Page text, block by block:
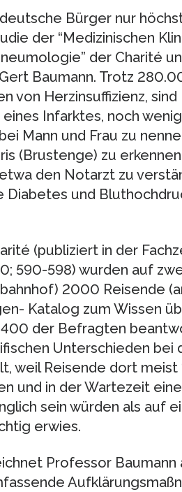
Bürger nur
der “Medizinischen
der Charité
Baumann. Trotz
von Herzinsuffizienz,
Infarktes, noch
Mann und Frau zu
(Brustenge) zu
den Notarzt zu
Diabetes und
(publiziert in der
590-598) wurden auf
2000 Reisende
Katalog zum Wissen
der Befragten
Unterschieden bei
weil Reisende dort meist
und in der Wartezeit
sein würden als auf
erwies.
Professor Baumann